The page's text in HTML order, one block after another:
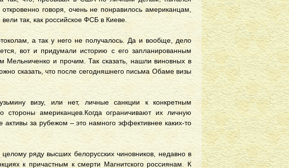
говоря, очень не понравилось американцам,
так, как российское ФСБ в Киеве.
а так у него не получалось. Да и вообще, дело
вот и придумали историю с его запланированным
и прочим. Так сказать, нашли виновных в
сказать, что после сегодняшнего письма Обаме визы
визу, или нет, личные санкции к конкретным
американцев.Когда ограничивают их личную
за рубежом – это намного эффективнее каких-то
ряду высших белорусских чиновников, недавно в
к причастным к смерти Магнитского россиянам. К